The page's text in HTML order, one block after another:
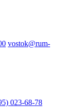
vostok@rum-
023-68-78